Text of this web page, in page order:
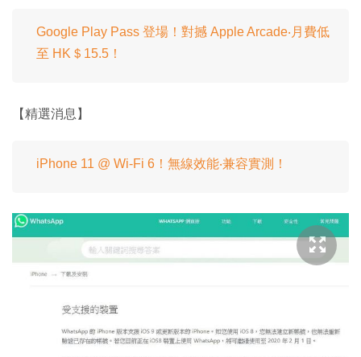
Google Play Pass 登場！對撼 Apple Arcade‧月費低
至 HK＄15.5！
【精選消息】
iPhone 11 @ Wi-Fi 6！無線效能‧兼容實測！